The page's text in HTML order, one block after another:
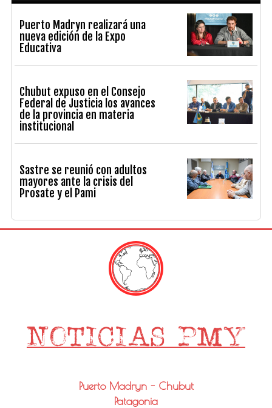
Puerto Madryn realizará una
nueva edición de la Expo
Educativa
Chubut expuso en el Consejo
Federal de Justicia los avances
de la provincia en materia
institucional
Sastre se reunió con adultos
mayores ante la crisis del
Prosate y el Pami
Puerto Madryn - Chubut
Patagonia